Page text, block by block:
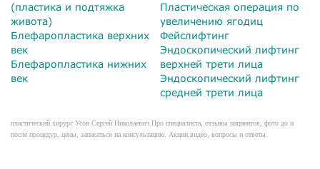
(пластика и подтяжка
живота)
Блефаропластика верхних
век
Блефаропластика нижних
век
Пластическая операция по
увеличению ягодиц
Фейслифтинг
Эндоскопический лифтинг
верхней трети лица
Эндоскопический лифтинг
средней трети лица
пластический хирург Усов Сергей Николаевич.Про специалиста, отзывы пациентов, фото до и
после процедур, цены, записаться на консультацию. Акции,видео, вопросы и ответы.